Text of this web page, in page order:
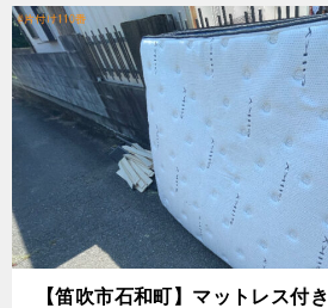
【笛吹市石和町】マットレス付